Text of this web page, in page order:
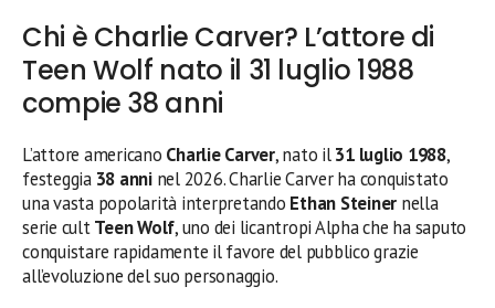
Chi è Charlie Carver? L’attore di
Teen Wolf nato il 31 luglio 1988
compie 38 anni
L’attore americano Charlie Carver, nato il31 luglio 1988,
festeggia 38 anninel 2026. Charlie Carver ha conquistato
una vasta popolarità interpretando Ethan Steiner nella
serie cultTeen Wolf, uno dei licantropi Alpha che ha saputo
conquistare rapidamente il favore del pubblico grazie
all’evoluzione del suo personaggio.